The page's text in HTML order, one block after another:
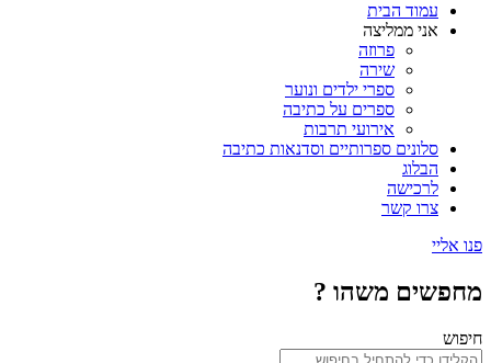
עמוד הבית
אני ממליצה
פרוזה
שירה
ספרי ילדים ונוער
ספרים על כתיבה
אירועי תרבות
סלונים ספרותיים וסדנאות כתיבה
הבלוג
לרכישה
צרו קשר
פנו אליי
מחפשים משהו ?
חיפוש